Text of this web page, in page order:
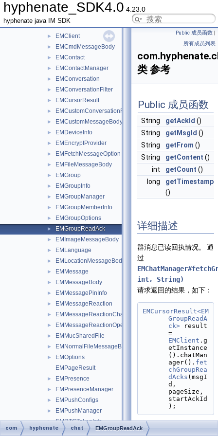
hyphenate_SDK4.0 4.23.0
hyphenate java IM SDK
► EMChatThread
EMChatThreadManager
► EMClient
► EMCmdMessageBody
► EMContact
► EMContactManager
► EMConversation
► EMConversationFilter
► EMCursorResult
► EMCustomConversationFilter
► EMCustomMessageBody
► EMDeviceInfo
► EMEncryptProvider
► EMFetchMessageOption
► EMFileMessageBody
► EMGroup
► EMGroupInfo
► EMGroupManager
► EMGroupMemberInfo
► EMGroupOptions
► EMGroupReadAck
► EMImageMessageBody
► EMLanguage
► EMLocationMessageBody
► EMMessage
► EMMessageBody
► EMMessagePinInfo
► EMMessageReaction
► EMMessageReactionChange
► EMMessageReactionOperation
► EMMucSharedFile
► EMNormalFileMessageBody
►
EMOptions
EMPageResult
► EMPresence
► EMPresenceManager
► EMPushConfigs
► EMPushManager
► EMRTCTokenInfo
EMSenderInfo
Public 成员函数 |
所有成员列表
类 参考
Public 成员函数
String getAckId ()
String
getMsgId ()
String
getFrom ()
String
getContent ()
int
getCount ()
long
getTimestamp
()
详细描述
群消息已读回执情况。 通
过
int, String)
请求返回的结果，如下：
EMCursorResult<EM
GroupReadA
ck> result
EMClient .g
etInstance
().chatMan
ager(). fet
chGroupRea
dAcks (msgI
d,
pageSize,
startAckId
);
com hyphenate chat EMGroupReadAck